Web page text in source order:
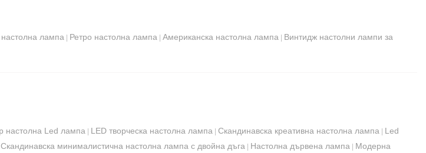
настолна лампа | Ретро настолна лампа | Американска настолна лампа | Винтидж настолни лампи за
настолна Led лампа | LED творческа настолна лампа | Скандинавска креативна настолна лампа | Led
Скандинавска минималистична настолна лампа с двойна дъга | Настолна дървена лампа | Модерна